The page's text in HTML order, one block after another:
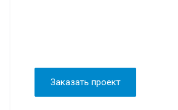
Заказать проект